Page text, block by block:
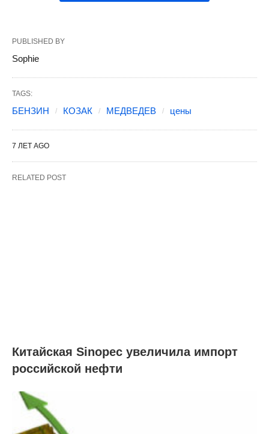
PUBLISHED BY
Sophie
TAGS:
БЕНЗИН КОЗАК МЕДВЕДЕВ цены
7 ЛЕТ AGO
RELATED POST
Китайская Sinopec увеличила импорт
российской нефти